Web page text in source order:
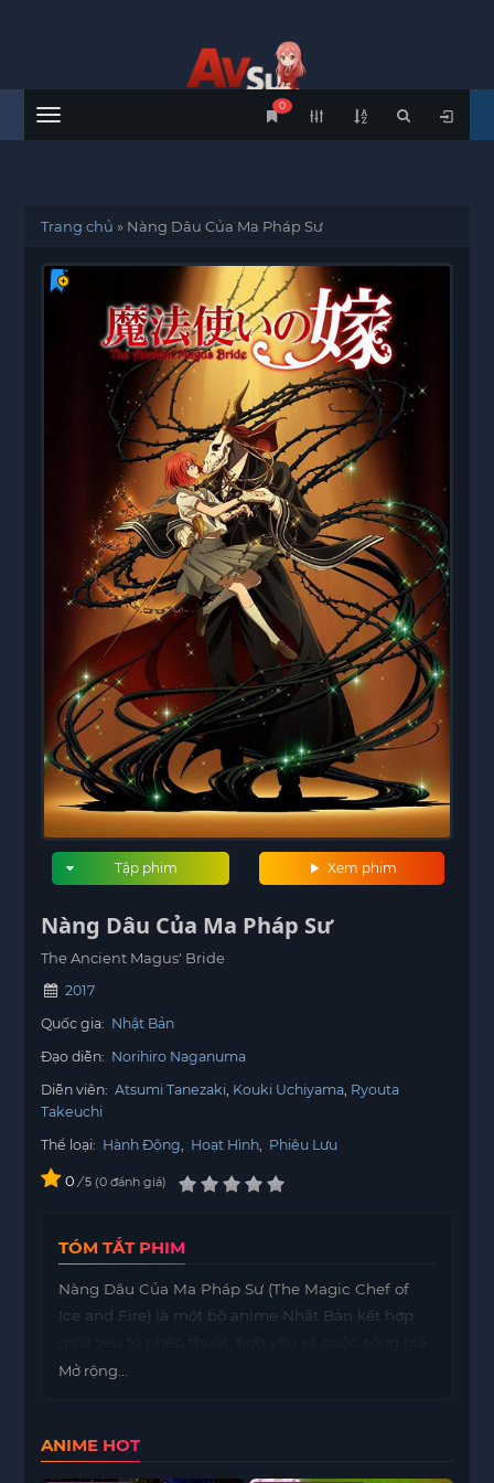
Menu
0
Trang chủ » Nàng Dâu Của Ma Pháp Sư
Xem phim
Tập phim
Nàng Dâu Của Ma Pháp Sư
The Ancient Magus' Bride
2017
Quốc gia: Nhật Bản
Đạo diễn: Norihiro Naganuma
Diễn viên: Atsumi Tanezaki Kouki Uchiyama Ryouta
Takeuchi
Thể loại: Hành Động, Hoạt Hình, Phiêu Lưu
0 / 5 0 đánh giá
TÓM TẮT PHIM
Nàng Dâu Của Ma Pháp Sư (The Magic Chef of
Ice and Fire) là một bộ anime Nhật Bản kết hợp
đình. Câu chuyện xoay quanh Lina, một cô gái trẻ
quyền năng và bí ẩn, Lina bị cuốn vào cuộc sống
Mở rộng...
ANIME HOT